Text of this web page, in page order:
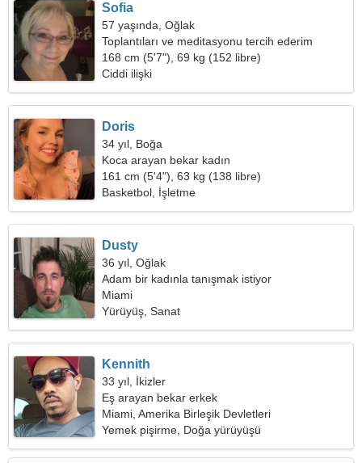
Sofia
57 yaşında, Oğlak
Toplantıları ve meditasyonu tercih ederim
168 cm (5'7"), 69 kg (152 libre)
Ciddi ilişki
Doris
34 yıl, Boğa
Koca arayan bekar kadın
161 cm (5'4"), 63 kg (138 libre)
Basketbol, İşletme
Dusty
36 yıl, Oğlak
Adam bir kadınla tanışmak istiyor
Miami
Yürüyüş, Sanat
Kennith
33 yıl, İkizler
Eş arayan bekar erkek
Miami, Amerika Birleşik Devletleri
Yemek pişirme, Doğa yürüyüşü